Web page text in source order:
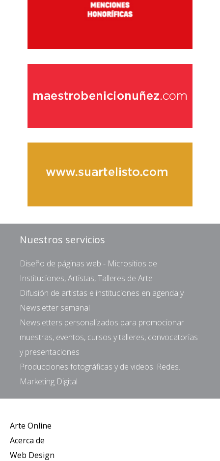
Nuestros servicios
Diseño de páginas web - Micrositios de
Instituciones, Artistas, Talleres de Arte
Difusión de artistas e instituciones en agenda y
Newsletter semanal
Newsletters personalizados para promocionar
muestras, eventos, cursos y talleres, convocatorias
y presentaciones
Producciones fotográficas y de videos. Redes.
Marketing Digital
Arte Online
Acerca de
Web Design